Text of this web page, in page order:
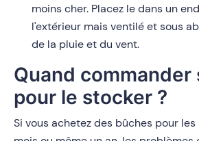
moins cher. Placez le dans un
l'extérieur mais ventilé et sous
de la pluie et du vent.
Quand commander
pour le stocker ?
Si vous achetez des bûches pour